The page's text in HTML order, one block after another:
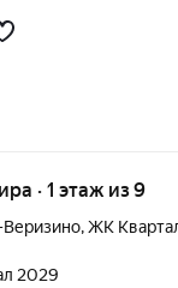
мкр Доброе выгодная
· 1 этаж из 9
,ЖК
2029